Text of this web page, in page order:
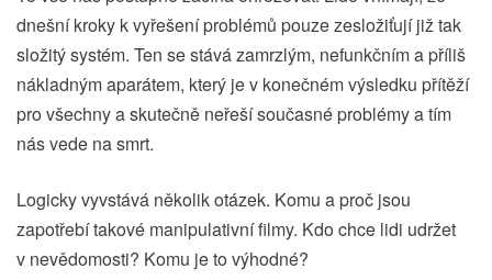
dnešní kroky k vyřešení problémů pouze zesložiťují již tak
složitý systém. Ten se stává zamrzlým, nefunkčním a příliš
nákladným aparátem, který je v konečném výsledku přítěží
pro všechny a skutečně neřeší současné problémy a tím
nás vede na smrt.
Logicky vyvstává několik otázek. Komu a proč jsou
zapotřebí takové manipulativní filmy. Kdo chce lidi udržet
v nevědomosti? Komu je to výhodné?